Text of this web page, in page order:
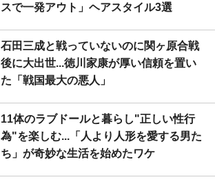
スで一発アウト」ヘアスタイル3選
石田三成と戦っていないのに関ヶ原合戦
後に大出世...徳川家康が厚い信頼を置い
た「戦国最大の悪人」
11体のラブドールと暮らし"正しい性行
為"を楽しむ...「人より人形を愛する男た
ち」が奇妙な生活を始めたワケ